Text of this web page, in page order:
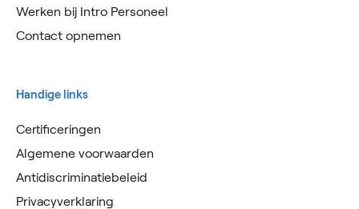
Werken bij Intro Personeel
Contact opnemen
Handige links
Certificeringen
Algemene voorwaarden
Antidiscriminatiebeleid
Privacyverklaring